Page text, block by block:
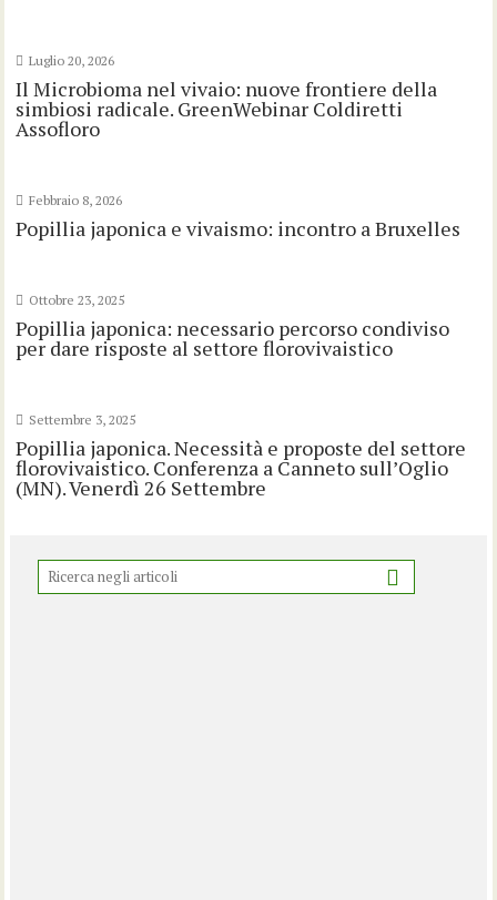
Luglio 20, 2026
Il Microbioma nel vivaio: nuove frontiere della
simbiosi radicale. GreenWebinar Coldiretti
Assofloro
Febbraio 8, 2026
Popillia japonica e vivaismo: incontro a Bruxelles
Ottobre 23, 2025
Popillia japonica: necessario percorso condiviso
per dare risposte al settore florovivaistico
Settembre 3, 2025
Popillia japonica. Necessità e proposte del settore
florovivaistico. Conferenza a Canneto sull’Oglio
(MN). Venerdì 26 Settembre